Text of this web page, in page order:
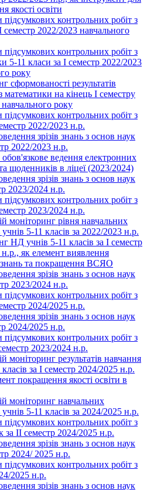
якості освіти
підсумкових контрольних робіт з
семестр 2022/2023 навчального
підсумкових контрольних робіт з
5-11 класи за І семестр 2022/2023
року
сформованості результатів
математики на кінець І семестру
року
підсумкових контрольних робіт з
2022/2023 н.р.
зрізів знань з основ наук
2022/2023 н.р.
ведення електронних
щоденників в ліцеї (2023/2024)
зрізів знань з основ наук
2023/2024 н.р.
підсумкових контрольних робіт з
2023/2024 н.р.
моніторинг рівня навчальних
5-11 класів за 2022/2023 н.р.
НД учнів 5-11 класів за І семестр
як елемент виявлення
та покращення ВСЯО
зрізів знань з основ наук
2023/2024 н.р.
підсумкових контрольних робіт з
2024/2025 н.р.
зрізів знань з основ наук
2024/2025 н.р.
підсумкових контрольних робіт з
семестр 2023/2024 н.р.
моніторинг результатів навчання
за І семестр 2024/2025 н.р.
покращення якості освіти в
моніторинг навчальних
5-11 класів за 2024/2025 н.р.
підсумкових контрольних робіт з
за ІІ семестр 2024/2025 н.р.
зрізів знань з основ наук
2024/ 2025 н.р.
підсумкових контрольних робіт з
2025 н.р.
зрізів знань з основ наук